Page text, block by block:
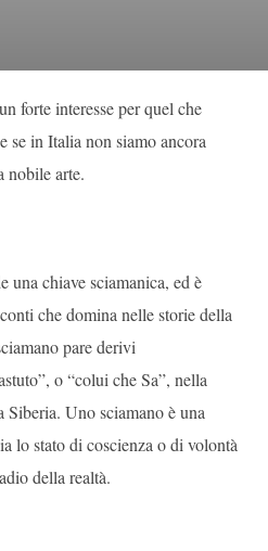
forte interesse per quel che
se in Italia non siamo ancora
nobile arte.
una chiave sciamanica, ed è
che domina nelle storie della
pare derivi
o “colui che Sa”, nella
Uno sciamano è una
lo stato di coscienza o di volontà
della realtà.